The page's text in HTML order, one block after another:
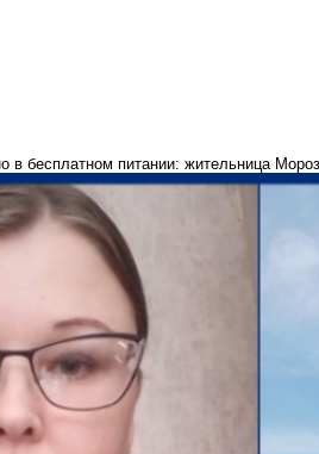
в бесплатном питании: жительница